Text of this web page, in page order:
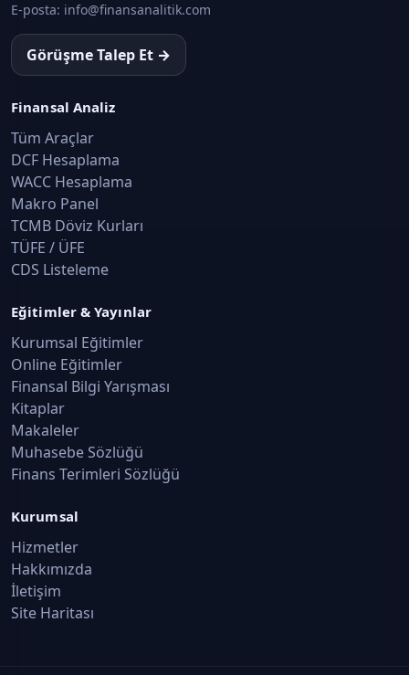
E-posta: info@finansanalitik.com
Görüşme Talep Et →
Finansal Analiz
Tüm Araçlar
DCF Hesaplama
WACC Hesaplama
Makro Panel
TCMB Döviz Kurları
TÜFE / ÜFE
CDS Listeleme
Eğitimler & Yayınlar
Kurumsal Eğitimler
Online Eğitimler
Finansal Bilgi Yarışması
Kitaplar
Makaleler
Muhasebe Sözlüğü
Finans Terimleri Sözlüğü
Kurumsal
Hizmetler
Hakkımızda
İletişim
Site Haritası